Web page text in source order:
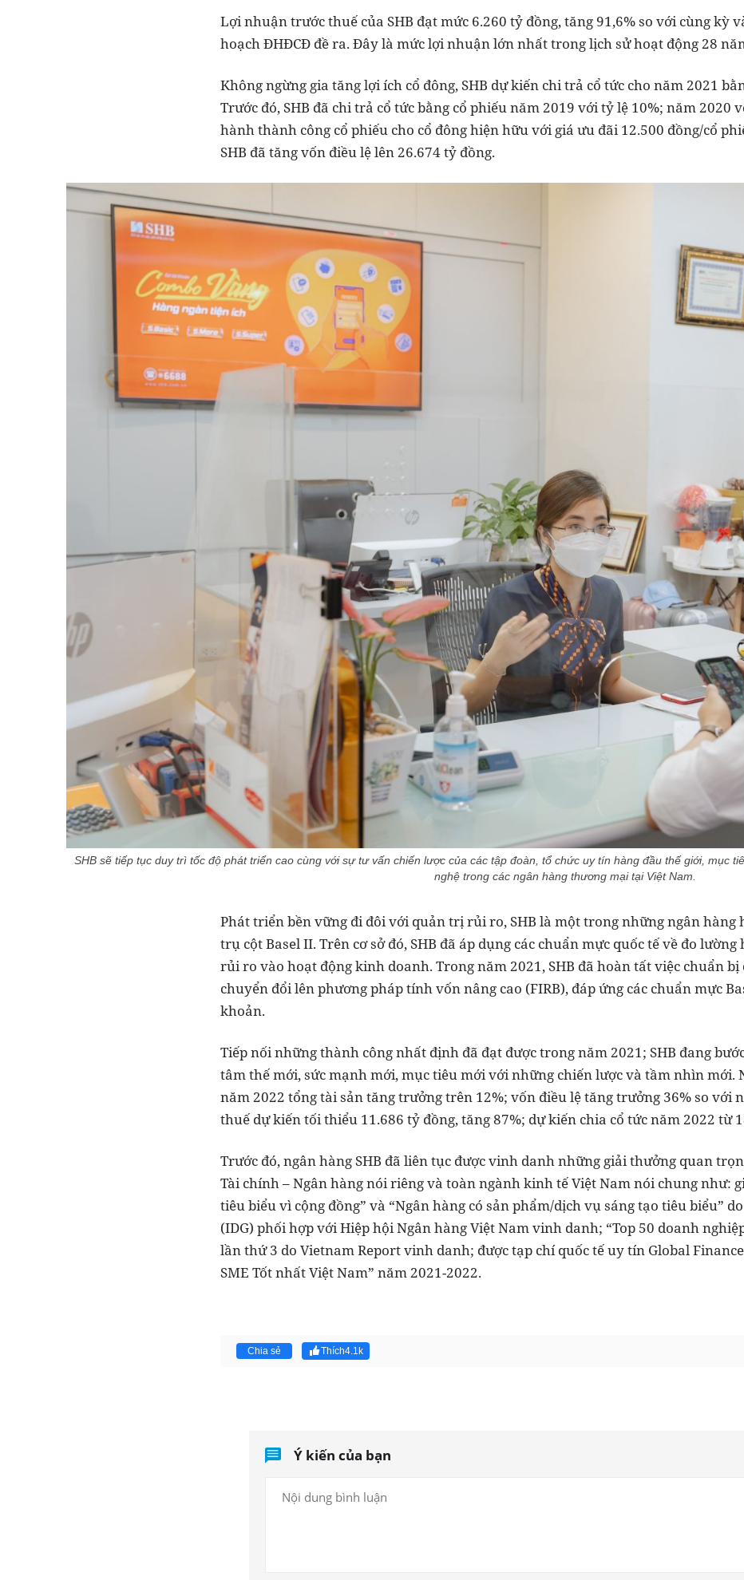
Lợi nhuận trước thuế của SHB đạt mức 6.260 tỷ đồng, tăng 91,6% so với cùng kỳ
hoạch ĐHĐCĐ đề ra. Đây là mức lợi nhuận lớn nhất trong lịch sử hoạt động 28
Không ngừng gia tăng lợi ích cổ đông, SHB dự kiến chi trả cổ tức cho năm 2021
Trước đó, SHB đã chi trả cổ tức bằng cổ phiếu năm 2019 với tỷ lệ 10%; năm 2020
hành thành công cổ phiếu cho cổ đông hiện hữu với giá ưu đãi 12.500 đồng/cổ
SHB đã tăng vốn điều lệ lên 26.674 tỷ đồng.
SHB sẽ tiếp tục duy trì tốc độ phát triển cao cùng với sự tư vấn chiến lược của các tập đoàn, tổ chức uy tín hàng đầu thế giới, mục
nghệ trong các ngân hàng thương mại tại Việt Nam.
Phát triển bền vững đi đôi với quản trị rủi ro, SHB là một trong những ngân hàng
trụ cột Basel II. Trên cơ sở đó, SHB đã áp dụng các chuẩn mực quốc tế về đo
rủi ro vào hoạt động kinh doanh. Trong năm 2021, SHB đã hoàn tất việc chuẩn bị
chuyển đổi lên phương pháp tính vốn nâng cao (FIRB), đáp ứng các chuẩn mực
khoản.
Tiếp nối những thành công nhất định đã đạt được trong năm 2021; SHB đang
tâm thế mới, sức mạnh mới, mục tiêu mới với những chiến lược và tầm nhìn mới.
năm 2022 tổng tài sản tăng trưởng trên 12%; vốn điều lệ tăng trưởng 36% so với
thuế dự kiến tối thiểu 11.686 tỷ đồng, tăng 87%; dự kiến chia cổ tức năm 2022 từ
Trước đó, ngân hàng SHB đã liên tục được vinh danh những giải thưởng quan
Tài chính – Ngân hàng nói riêng và toàn ngành kinh tế Việt Nam nói chung như:
tiêu biểu vì cộng đồng” và “Ngân hàng có sản phẩm/dịch vụ sáng tạo tiêu biểu”
(IDG) phối hợp với Hiệp hội Ngân hàng Việt Nam vinh danh; “Top 50 doanh
lần thứ 3 do Vietnam Report vinh danh; được tạp chí quốc tế uy tín Global
SME Tốt nhất Việt Nam” năm 2021-2022.
Chia sẻ Thích4.1k
Ý kiến của bạn